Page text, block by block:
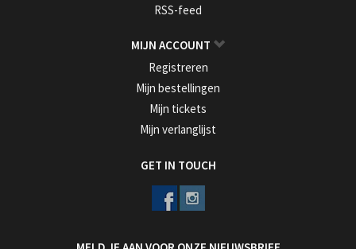
RSS-feed
MIJN ACCOUNT
Registreren
Mijn bestellingen
Mijn tickets
Mijn verlanglijst
GET IN TOUCH